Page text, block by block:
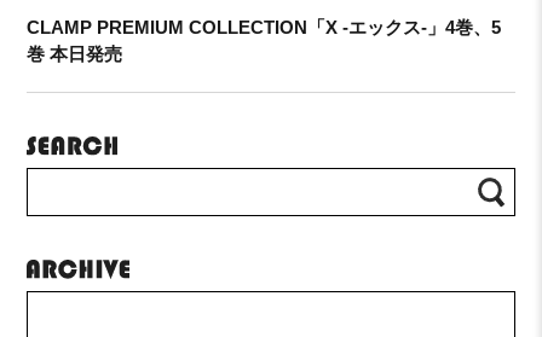
CLAMP PREMIUM COLLECTION「X -エックス-」4巻、5
巻 本日発売